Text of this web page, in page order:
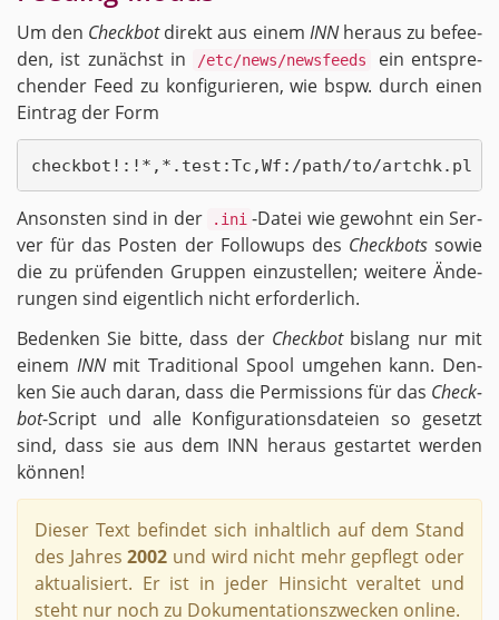
Um den Check­botdi­rekt aus einem INNher­aus zu be­fee­
den, ist zu­nächst in
/etc/news/newsfeeds
ein ent­spre­
chen­der Feed zu kon­fi­gu­rie­ren, wie bspw. durch einen
Ein­trag der Form
An­sons­ten sind in der .ini -Da­tei wie ge­wohnt ein Ser­
ver für das Pos­ten der Fol­lo­wups des Check­botssowie
die zu prü­fen­den Grup­pen ein­zu­stel­len; wei­te­re Än­de­
run­gen sind ei­gent­lich nicht er­for­der­lich.
Be­den­ken Sie bitte, dass der Check­botbis­lang nur mit
einem INNmit Tra­di­tio­nal Spool um­ge­hen kann. Den­
ken Sie auch daran, dass die Per­mis­si­ons für das Check­
bot-Script und alle Kon­fi­gu­ra­ti­ons­da­tei­en so ge­setzt
sind, dass sie aus dem INN her­aus ge­star­tet wer­den
kön­nen!
Die­ser Text be­fin­det sich in­halt­lich auf dem Stand
des Jah­res2002 und wird nicht mehr ge­pflegt oder
ak­tua­li­siert. Er ist in jeder Hin­sicht ver­al­tet und
steht nur noch zu Do­ku­men­ta­ti­ons­zwe­cken on­line.